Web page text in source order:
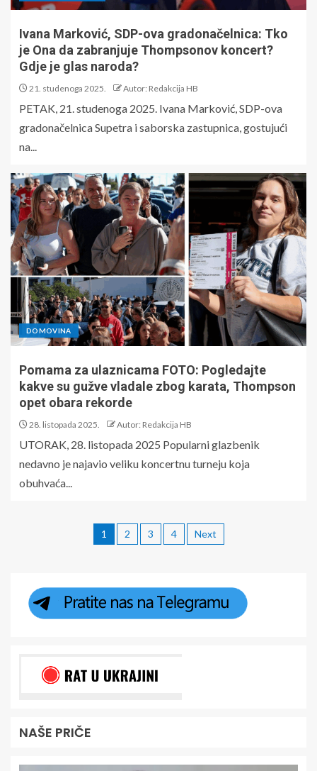
Ivana Marković, SDP-ova gradonačelnica: Tko
je Ona da zabranjuje Thompsonov koncert?
Gdje je glas naroda?
21. studenoga 2025. Autor: Redakcija HB
PETAK, 21. studenoga 2025. Ivana Marković, SDP-ova
gradonačelnica Supetra i saborska zastupnica, gostujući
na...
DOMOVINA
Pomama za ulaznicama FOTO: Pogledajte
kakve su gužve vladale zbog karata, Thompson
opet obara rekorde
28. listopada 2025. Autor: Redakcija HB
UTORAK, 28. listopada 2025 Popularni glazbenik
nedavno je najavio veliku koncertnu turneju koja
obuhvaća...
1 2 3 4 Next
NAŠE PRIČE